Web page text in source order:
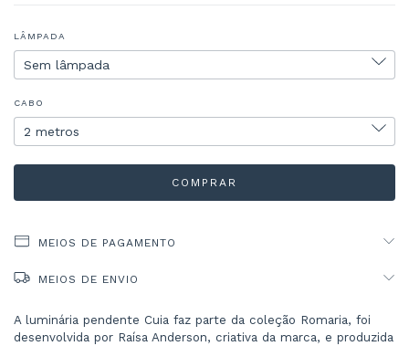
LÂMPADA
CABO
MEIOS DE PAGAMENTO
MEIOS DE ENVIO
A luminária pendente Cuia faz parte da coleção Romaria, foi
desenvolvida por Raísa Anderson, criativa da marca, e produzida